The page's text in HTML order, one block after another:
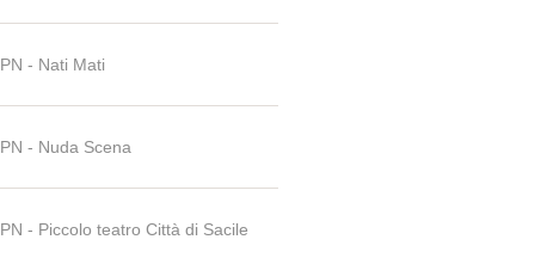
PN - Nati Mati
PN - Nuda Scena
PN - Piccolo teatro Città di Sacile